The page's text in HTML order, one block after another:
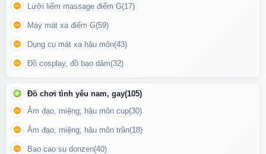
Dương vật dựng sẵn cứng cáp, gân nổi rõ ràng, đầu khấc hồng
hào cực kỳ kích thích khi thâm nhập sâu.
Tính năng đặc biệt:
Mô phỏng đầy đủ phần hạ bộ nam giới, mang lại cảm giác “yêu”
trọn vẹn như thật.
Dễ dàng vệ sinh sau khi sử dụng.
Phù hợp cho phụ nữ độc thân, vợ chồng xa nhau, hoặc những ai
muốn khám phá cảm giác mới lạ.
Lưỡi liếm massage điểm G(17)
Máy mát xa điểm G(59)
Dụng cụ mát xa hậu môn(43)
Đồ cosplay, đồ bạo dâm(32)
Đồ chơi tình yêu nam, gay(105)
Âm đạo, miệng, hậu môn cup(30)
Âm đạo, miệng, hậu môn trần(18)
Bao cao su donzen(40)